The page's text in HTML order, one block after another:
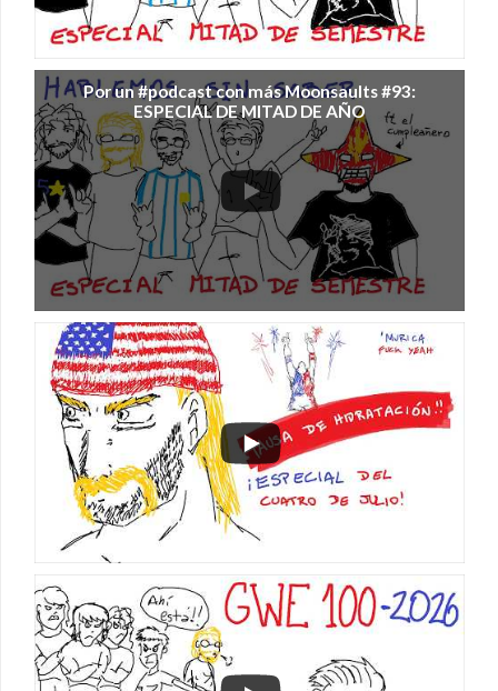
Por un #podcast con más Moonsaults #93:
ESPECIAL DE MITAD DE AÑO